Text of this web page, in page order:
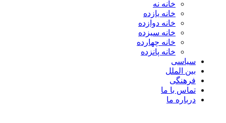
خانه نه
خانه یازده
خانه دوازده
خانه سیزده
خانه چهارده
خانه پانزده
سیاسی
بین الملل
فرهنگی
تماس با ما
درباره ما